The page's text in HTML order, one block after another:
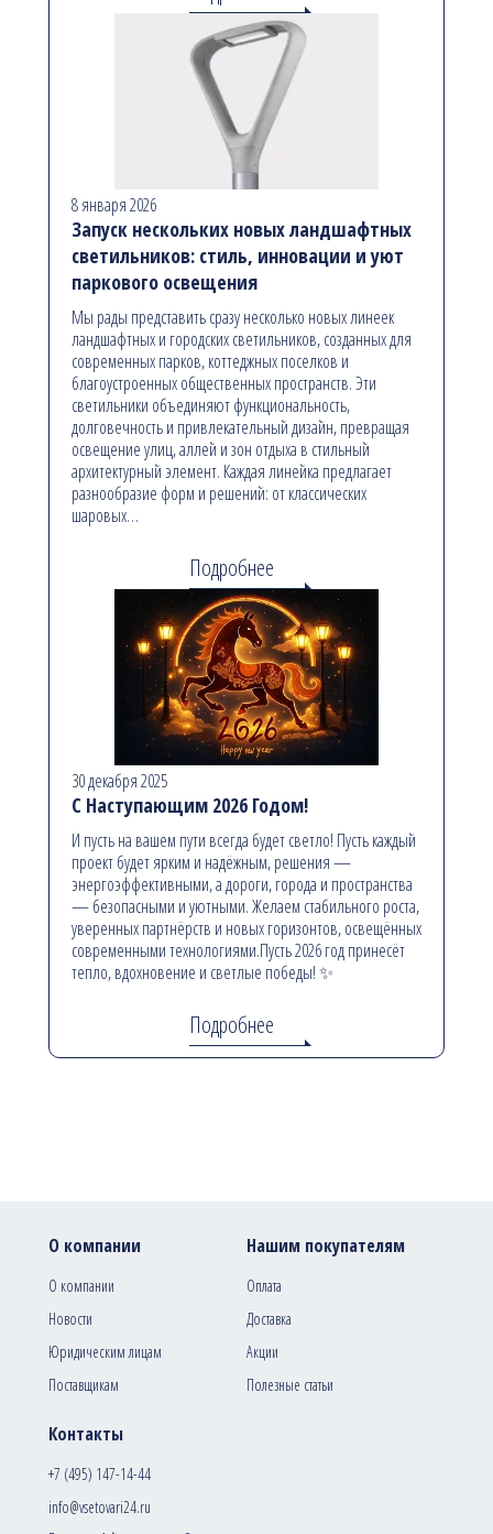
8 января 2026
Запуск нескольких новых ландшафтных
светильников: стиль, инновации и уют
паркового освещения
Мы рады представить сразу несколько новых линеек
ландшафтных и городских светильников, созданных для
современных парков, коттеджных поселков и
благоустроенных общественных пространств. Эти
светильники объединяют функциональность,
долговечность и привлекательный дизайн, превращая
освещение улиц, аллей и зон отдыха в стильный
архитектурный элемент. Каждая линейка предлагает
разнообразие форм и решений: от классических
шаровых…
Подробнее
30 декабря 2025
С Наступающим 2026 Годом!
И пусть на вашем пути всегда будет светло! Пусть каждый
проект будет ярким и надёжным, решения —
энергоэффективными, а дороги, города и пространства
— безопасными и уютными. Желаем стабильного роста,
уверенных партнёрств и новых горизонтов, освещённых
современными технологиями.Пусть 2026 год принесёт
тепло, вдохновение и светлые победы! ✨
Подробнее
Контакты
+7 (495) 147-14-44
info@vsetovari24.ru
О компании
О компании
Новости
Юридическим лицам
Поставщикам
Нашим покупателям
Оплата
Доставка
Акции
Полезные статьи